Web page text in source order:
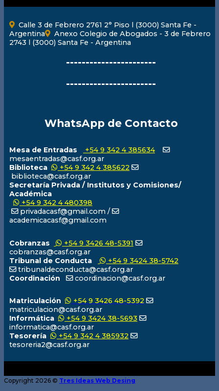
Calle 3 de Febrero 2761 2° Piso l (3000) Santa Fe -
Argentina
Anexo Colegio de Abogados - 3 de Febrero
2743 l (3000) Santa Fe - Argentina
-----------------------
-----------------------
WhatsApp de Contacto
Mesa de Entradas
+54 9 342 4 385634
mesaentradas@casf.org.ar
Biblioteca
+54 9 342 4 385622
biblioteca@casf.org.ar
Secretaría Privada / Institutos y Comisiones/
Académica
+54 9 342 4 480398
privadacasf@gmail.com /
academicacasf@gmail.com
Cobranzas
+54 9 3426 48-5391
cobranzas@casf.org.ar
Tribunal de Conducta
+54 9 3424 38-5742
tribunaldeconducta@casf.org.ar
Coordinación
coordinacion@casf.org.ar
Matriculación
+54 9 3426 48-5392
matriculacion@casf.org.ar
Informática
+54 9 3424 38-5693
informatica@casf.org.ar
Tesorería
+54 9 342 4 385932
tesoreria2@casf.org.ar
Copyright 2026 © Tres Ideas Web Desing